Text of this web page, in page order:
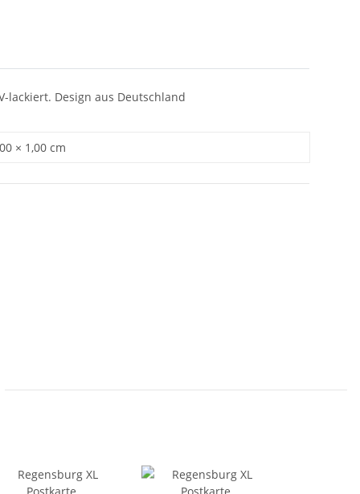
lackiert. Design aus Deutschland
× 1,00 cm